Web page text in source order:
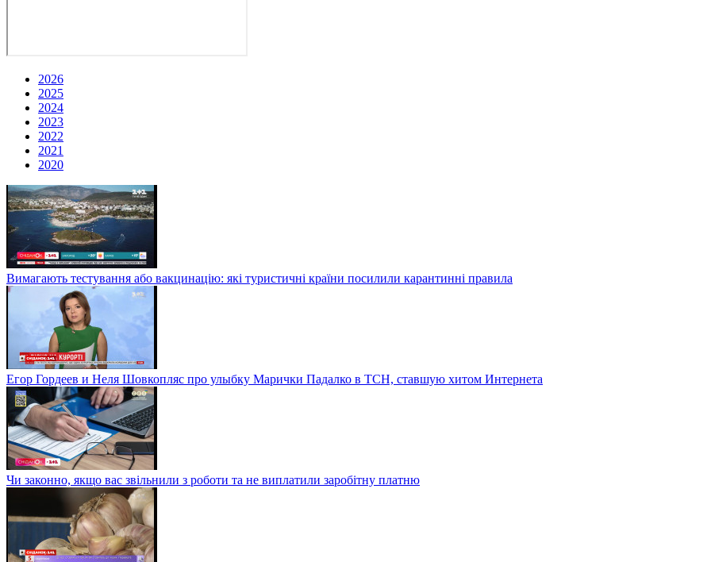
2026
2025
2024
2023
2022
2021
2020
Вимагають тестування або вакцинацію: які туристичні країни посилили карантинні правила
Егор Гордеев и Неля Шовкопляс про улыбку Марички Падалко в ТСН, ставшую хитом Интернета
Чи законно, якщо вас звільнили з роботи та не виплатили заробітну платню